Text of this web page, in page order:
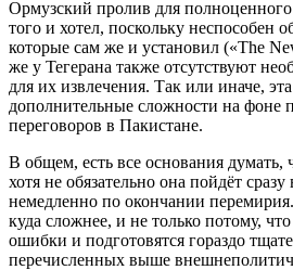
Ормузский пролив для полноценного
того и хотел, поскольку неспособен
которые сам же и установил («The
же у Тегерана также отсутствуют
для их извлечения. Так или иначе,
дополнительные сложности на фоне
переговоров в Пакистане.
В общем, есть все основания думать,
хотя не обязательно она пойдёт
немедленно по окончании
куда сложнее, и не только потому,
ошибки и подготовятся гораздо
перечисленных выше